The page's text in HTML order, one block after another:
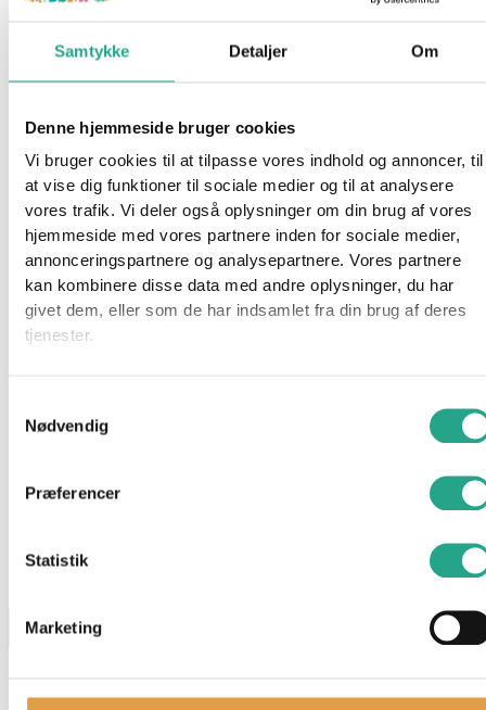
Samtykke Detaljer Om
Denne hjemmeside bruger cookies
Vi bruger cookies til at tilpasse vores indhold og annoncer, til
at vise dig funktioner til sociale medier og til at analysere
vores trafik. Vi deler også oplysninger om din brug af vores
hjemmeside med vores partnere inden for sociale medier,
annonceringspartnere og analysepartnere. Vores partnere
kan kombinere disse data med andre oplysninger, du har
givet dem, eller som de har indsamlet fra din brug af deres
tjenester.
Nødvendig
Præferencer
Statistik
Marketing
Ikke på lager
Varenummer 93889Kategorier Legetøj,Legetøjsfigurer,
Mærker Schleich ,Schleich Horse Club
Beskrivelse
Spørg om produktet
Før legen videre med Knapstrupper føl fra Schleich. Den søde
Alder: 3 år
" indikerer påkrævede felter